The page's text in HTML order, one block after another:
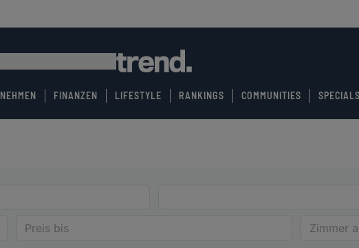
FINANZEN LIFESTYLE RANKINGS COMMUNITIES SPECIALS